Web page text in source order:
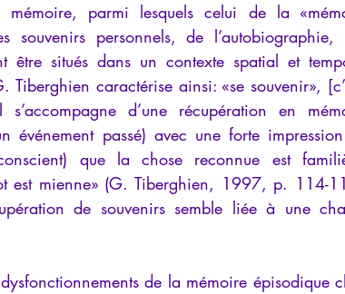
mémoire, parmi lesquels celui de la
souvenirs personnels, de l’autobiographie,
être situés dans un contexte spatial et
caractérise ainsi: «se souvenir»,
d’une récupération en
événement passé) avec une forte
que la chose reconnue est
est mienne» (G. Tiberghien, 1997, p. 114-
de souvenirs semble liée à une
de la mémoire épisodique